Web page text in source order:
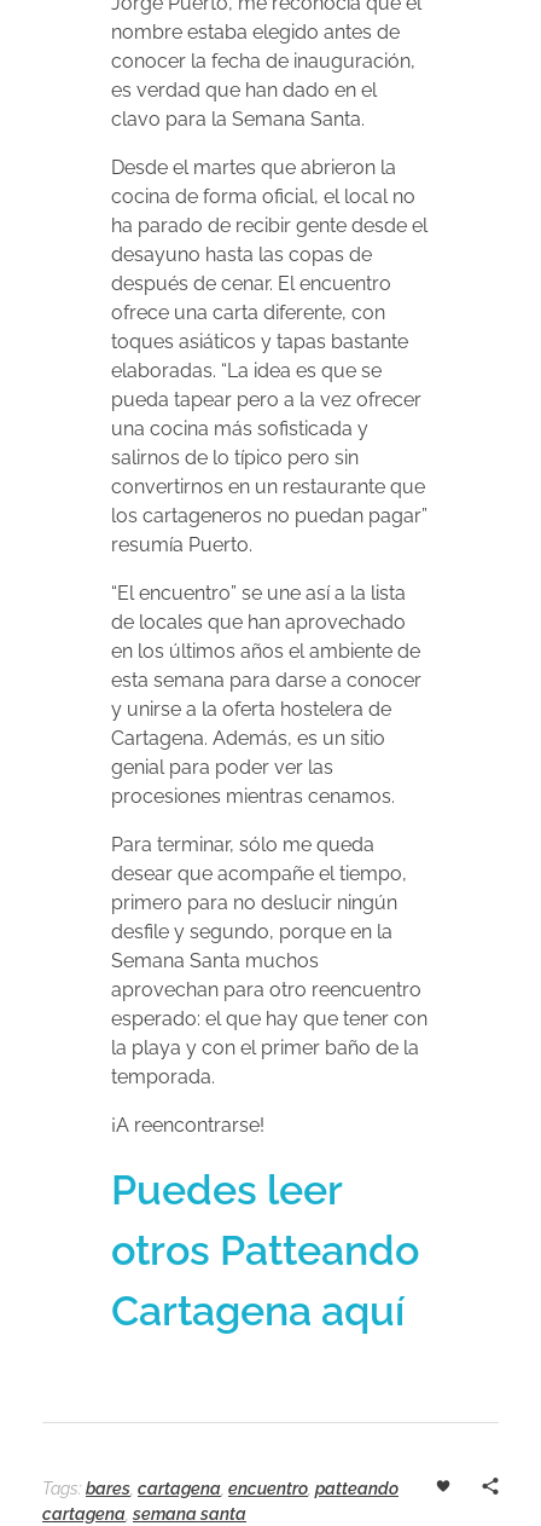
nombre estaba elegido antes de
conocer la fecha de inauguración,
es verdad que han dado en el
clavo para la Semana Santa.
Desde el martes que abrieron la
cocina de forma oficial, el local no
ha parado de recibir gente desde el
desayuno hasta las copas de
después de cenar. El encuentro
ofrece una carta diferente, con
toques asiáticos y tapas bastante
elaboradas. “La idea es que se
pueda tapear pero a la vez ofrecer
una cocina más sofisticada y
salirnos de lo típico pero sin
convertirnos en un restaurante que
los cartageneros no puedan pagar”
resumía Puerto.
“El encuentro” se une así a la lista
de locales que han aprovechado
en los últimos años el ambiente de
esta semana para darse a conocer
y unirse a la oferta hostelera de
Cartagena. Además, es un sitio
genial para poder ver las
procesiones mientras cenamos.
Para terminar, sólo me queda
desear que acompañe el tiempo,
primero para no deslucir ningún
desfile y segundo, porque en la
Semana Santa muchos
aprovechan para otro reencuentro
esperado: el que hay que tener con
la playa y con el primer baño de la
temporada.
¡A reencontrarse!
Puedes leer
otros Patteando
Cartagena aquí
Tags: bares, cartagena, encuentro, patteando
cartagena, semana santa